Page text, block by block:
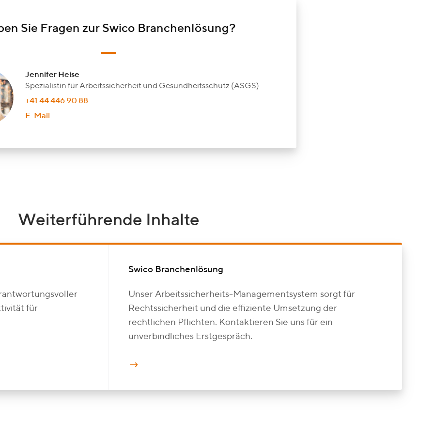
Sie Fragen zur Swico Branchenlösung?
Jennifer Heise
Spezialistin für Arbeitssicherheit und Gesundheitsschutz (ASGS)
+41 44 446 90 88
E-Mail
Weiterführende Inhalte
für
Swico Branchenlösung
Unser Arbeitssicherheits-Managementsystem sorgt für
Rechtssicherheit und die effiziente Umsetzung der
rechtlichen Pflichten. Kontaktieren Sie uns für ein
unverbindliches Erstgespräch.